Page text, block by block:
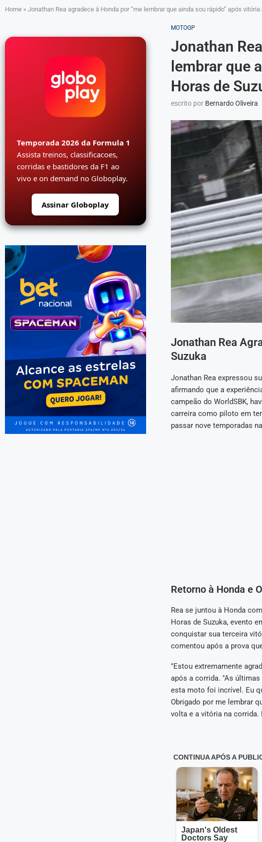
Home » Jonathan Rea agradece à Honda por “me lembrar que ainda sou rápido” após
MOTOGP
Jonathan
lembrar que
Horas de
escrito por Bernardo Oliveira
Jonathan Rea
Suzuka
Jonathan Rea expressou
afirmando que a
campeão do WorldSBK,
carreira como piloto em
passar nove temporadas
Retorno à Honda e
Rea se juntou à Honda
Horas de Suzuka, evento
conquistar sua terceira
comentou após a prova
"Estou extremamente
após a corrida. "As
esta moto foi incrível. Eu
Obrigado por me lembrar
volta e a vitória na corrida.
Temporada 2026 da Formula 1
Assista treinos, classificacoes,
corridas e bastidores da F1 ao
vivo e on demand no Globoplay.
Assinar Globoplay